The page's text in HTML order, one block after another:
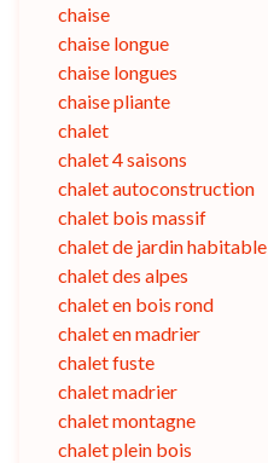
chaise
chaise longue
chaise longues
chaise pliante
chalet
chalet 4 saisons
chalet autoconstruction
chalet bois massif
chalet de jardin habitable
chalet des alpes
chalet en bois rond
chalet en madrier
chalet fuste
chalet madrier
chalet montagne
chalet plein bois